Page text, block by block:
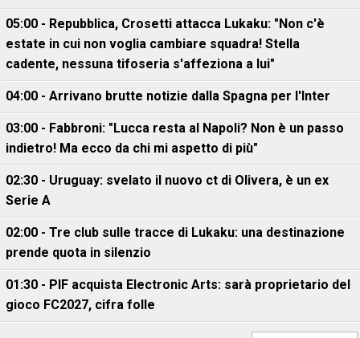
05:00 - Repubblica, Crosetti attacca Lukaku: "Non c'è
estate in cui non voglia cambiare squadra! Stella
cadente, nessuna tifoseria s'affeziona a lui"
04:00 - Arrivano brutte notizie dalla Spagna per l'Inter
03:00 - Fabbroni: "Lucca resta al Napoli? Non è un passo
indietro! Ma ecco da chi mi aspetto di più"
02:30 - Uruguay: svelato il nuovo ct di Olivera, è un ex
Serie A
02:00 - Tre club sulle tracce di Lukaku: una destinazione
prende quota in silenzio
01:30 - PIF acquista Electronic Arts: sarà proprietario del
gioco FC2027, cifra folle